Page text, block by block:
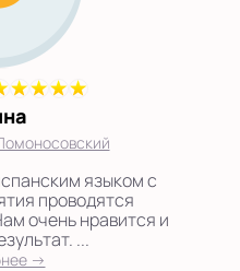
языком с
проводятся
очень нравится и
...
→